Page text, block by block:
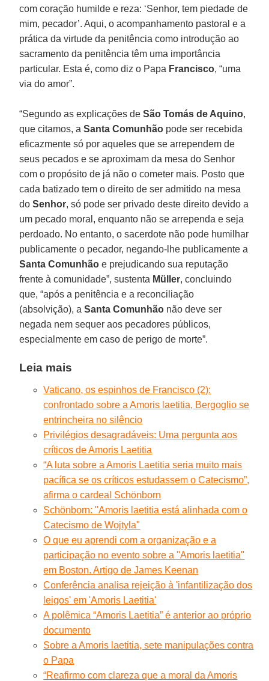
com coração humilde e reza: ‘Senhor, tem piedade de
mim, pecador’. Aqui, o acompanhamento pastoral e a
prática da virtude da penitência como introdução ao
sacramento da penitência têm uma importância
particular. Esta é, como diz o Papa Francisco, “uma
via do amor”.
“Segundo as explicações deSão Tomás de Aquino,
que citamos, aSanta Comunhão pode ser recebida
eficazmente só por aqueles que se arrependem de
seus pecados e se aproximam da mesa do Senhor
com o propósito de já não o cometer mais. Posto que
cada batizado tem o direito de ser admitido na mesa
doSenhor, só pode ser privado deste direito devido a
um pecado moral, enquanto não se arrependa e seja
perdoado. No entanto, o sacerdote não pode humilhar
publicamente o pecador, negando-lhe publicamente a
Santa Comunhão e prejudicando sua reputação
frente à comunidade”, sustenta Müller, concluindo
que, “após a penitência e a reconciliação
(absolvição), aSanta Comunhão não deve ser
negada nem sequer aos pecadores públicos,
especialmente em caso de perigo de morte”.
Leia mais
Vaticano, os espinhos de Francisco (2):
confrontado sobre a Amoris laetitia, Bergoglio se
entrincheira no silêncio
Privilégios desagradáveis: Uma pergunta aos
críticos de Amoris Laetitia
“A luta sobre a Amoris Laetitia seria muito mais
pacífica se os críticos estudassem o Catecismo”,
afirma o cardeal Schönborn
Schönborn: "Amoris laetitia está alinhada com o
Catecismo de Wojtyla"
O que eu aprendi com a organização e a
participação no evento sobre a ''Amoris laetitia''
em Boston. Artigo de James Keenan
Conferência analisa rejeição à 'infantilização dos
leigos' em 'Amoris Laetitia'
A polêmica “Amoris Laetitia” é anterior ao próprio
documento
Sobre a Amoris laetitia, sete manipulações contra
o Papa
“Reafirmo com clareza que a moral da Amoris